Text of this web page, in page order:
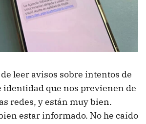
leer avisos sobre intentos de
identidad que nos previenen de
redes, y están muy bien.
estar informado. No he caído